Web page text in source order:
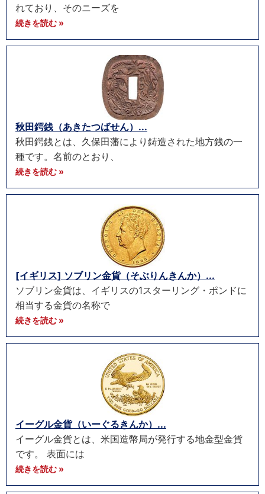
れており、そのニーズを
続きを読む »
秋田鍔銭（あきたつばせん）...
秋田鍔銭とは、久保田藩により鋳造された地方銭の一
種です。名前のとおり、
続きを読む »
[イギリス] ソブリン金貨（そぶりんきんか）...
ソブリン金貨は、イギリスの1スターリング・ポンドに
相当する金貨の名称で
続きを読む »
イーグル金貨（いーぐるきんか）...
イーグル金貨とは、米国造幣局が発行する地金型金貨
です。 表面には
続きを読む »